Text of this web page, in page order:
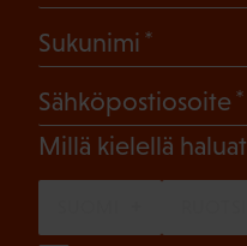
Sukunimi
Sähköpostiosoite
Millä kielellä